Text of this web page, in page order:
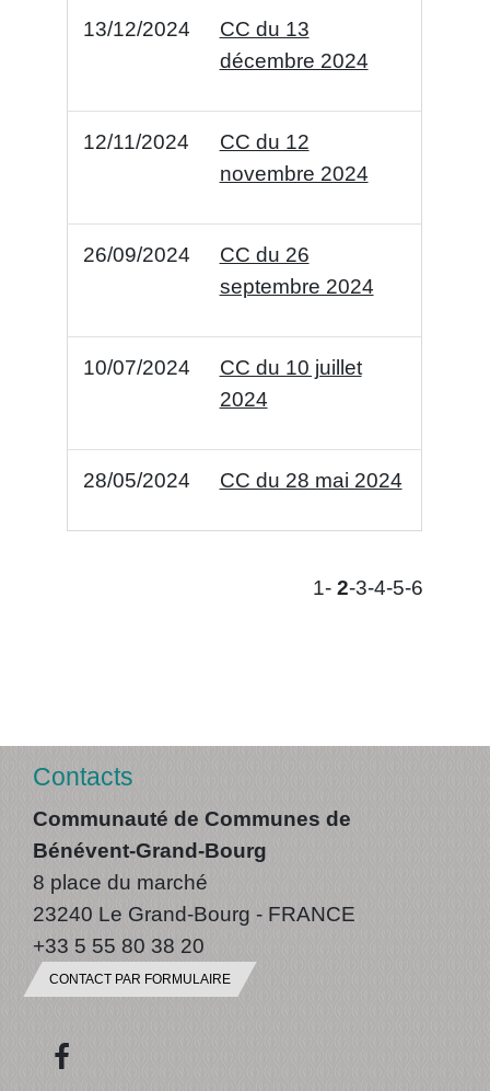
13/12/2024
CC du 13
décembre 2024
12/11/2024
CC du 12
novembre 2024
26/09/2024
CC du 26
septembre 2024
10/07/2024
CC du 10 juillet
2024
28/05/2024 CC du 28 mai 2024
1- 2-3-4-5-6
Contacts
Communauté de Communes de
Bénévent-Grand-Bourg
8 place du marché
23240 Le Grand-Bourg - FRANCE
+33 5 55 80 38 20
CONTACT PAR FORMULAIRE